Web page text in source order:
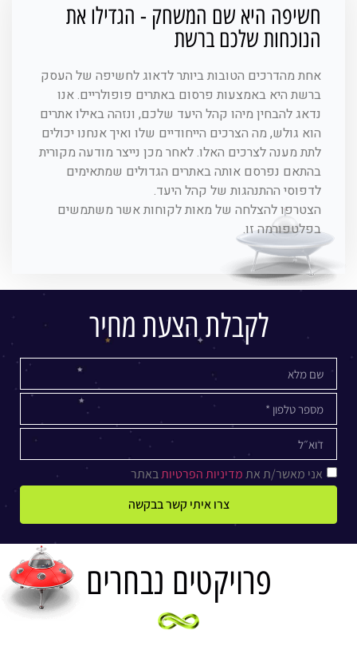
חשיפה היא שם המשחק - הגדילו את
הנוכחות שלכם ברשת
אחת מהדרכים הטובות ביותר לדאוג לחשיפה של העסק
ברשת היא באמצעות פרסום באתרים פופולריים. אנו
נדאג להבחין מיהו קהל היעד שלכם, ונזהה באילו אתרים
הוא גולש, מה הצרכים הייחודיים שלו ואיך אנחנו יכולים
לתת מענה לצרכים האלו. לאחר מכן נייצר מודעה מקורית
בהתאם נפרסם אותה באתרים הגדולים שמתאימים
לדפוסי ההתנהגות של קהל היעד.
הצטרפו להצלחה של מאות לקוחות אשר משתמשים
בפלטפורמה זו.
לקבלת הצעת מחיר
אני מאשר/ת אתמדיניות הפרטיותבאתר
צרו איתי קשר בבקשה
פרויקטים נבחרים